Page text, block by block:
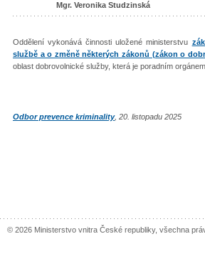
Mgr. Veronika Studzinská
Oddělení vykonává činnosti uložené ministerstvu
službě a o změně některých zákonů (zákon o
oblast dobrovolnické služby, která je poradním
Odbor prevence kriminality, 20. listopadu 2025
© 2026 Ministerstvo vnitra České republiky, všechna